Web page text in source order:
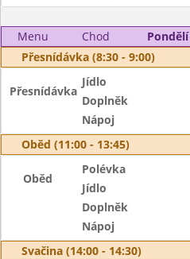
Menu Chod
Přesnídávka (8:30 - 9:00)
Přesnídávka
Jídlo
Doplněk
Nápoj
Oběd (11:00 - 13:45)
Oběd
Polévka
Jídlo
Doplněk
Nápoj
Svačina (14:00 - 14:30)